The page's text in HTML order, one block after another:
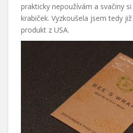
prakticky nepoužívám a svačiny
krabiček. Vyzkoušela jsem tedy
produkt z USA.